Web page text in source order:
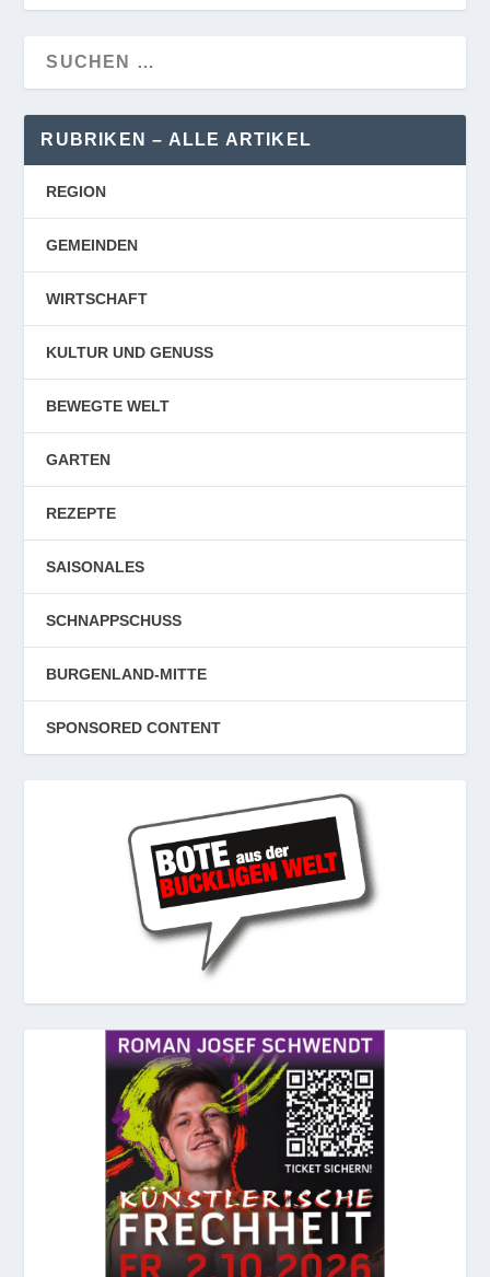
RUBRIKEN – ALLE ARTIKEL
REGION
GEMEINDEN
WIRTSCHAFT
KULTUR UND GENUSS
BEWEGTE WELT
GARTEN
REZEPTE
SAISONALES
SCHNAPPSCHUSS
BURGENLAND-MITTE
SPONSORED CONTENT